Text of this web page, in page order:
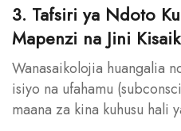
3. Tafsiri ya Ndoto
Mapenzi na Jini
Wanasaikolojia huangalia
isiyo na ufahamu
maana za kina kuhusu hali